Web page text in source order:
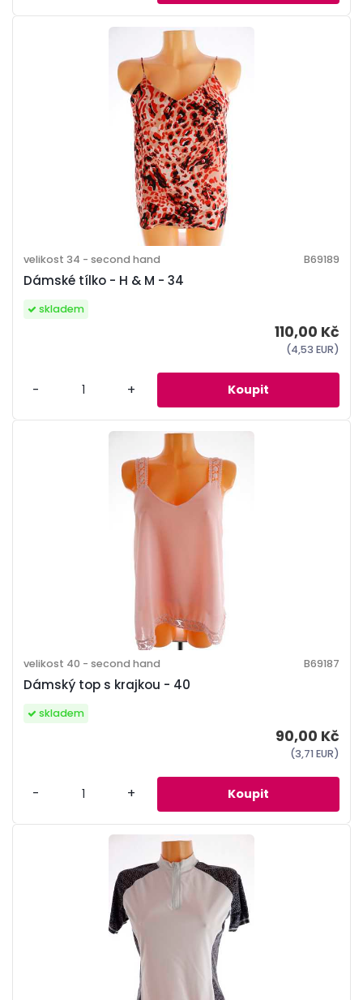
Dámské tílko - H & M - 34
velikost 34 - second hand B69189
110,00 Kč
(4,53 EUR)
skladem
- +
Dámský top s krajkou - 40
velikost 40 - second hand B69187
90,00 Kč
(3,71 EUR)
skladem
- +